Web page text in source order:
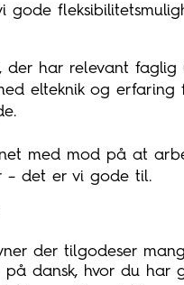
gode
har relevant faglig
elteknik og
med mod på at
– det er vi gode til.
der tilgodeser
dansk, hvor du har